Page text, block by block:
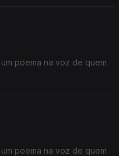
poema na voz de quem
poema na voz de quem